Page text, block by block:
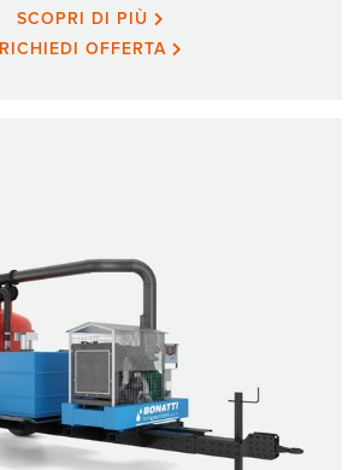
SCOPRI DI PIÙ
RICHIEDI OFFERTA